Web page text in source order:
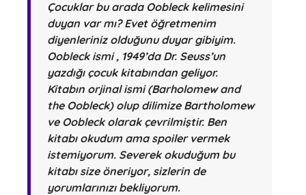
Çocuklar bu arada Oobleck kelimesini
duyan var mı? Evet öğretmenim
diyenleriniz olduğunu duyar gibiyim.
Oobleck ismi , 1949’da Dr. Seuss’un
yazdığı çocuk kitabından geliyor.
Kitabın orjinal ismi (Barholomew and
the Oobleck) olup dilimize Bartholomew
ve Oobleck olarak çevrilmiştir. Ben
kitabı okudum ama spoiler vermek
istemiyorum. Severek okuduğum bu
kitabı size öneriyor, sizlerin de
yorumlarınızı bekliyorum.